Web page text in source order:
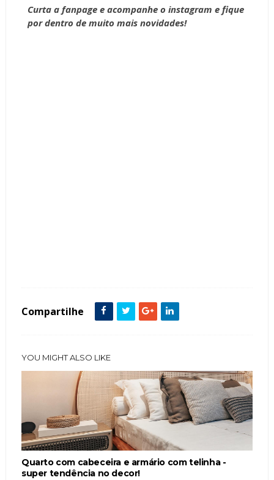
Curta a fanpagee acompanhe o instagram e fique
por dentro de muito mais novidades!
Compartilhe
YOU MIGHT ALSO LIKE
Quarto com cabeceira e armário com telinha -
super tendência no decor!